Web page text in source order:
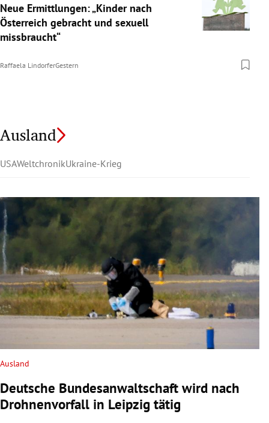
Neue Ermittlungen: „Kinder nach
Österreich gebracht und sexuell
missbraucht“
Raffaela LindorferGestern
Ausland
USAWeltchronikUkraine-Krieg
Ausland
Deutsche Bundesanwaltschaft wird nach
Drohnenvorfall in Leipzig tätig